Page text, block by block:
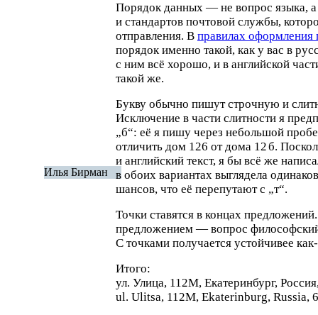
Илья Бирман
Порядок данных — не вопрос языка,
и стандартов почтовой службы,
отправления. В правилах оформления
порядок именно такой, как у вас в
с ним всё хорошо, и в английской
такой же.
Букву обычно пишут строчную и
Исключение в части слитности я
„б“: её я пишу через небольшой
отличить дом 126 от дома 12б.
и английский текст, я бы всё же
в обоих вариантах выглядела
шансов, что её перепутают с „т“.
Точки ставятся в концах
предложением — вопрос философский,
С точками получается устойчивее
Итого:
ул. Улица, 112М, Екатеринбург,
ul. Ulitsa, 112М, Ekaterinburg, Russia,